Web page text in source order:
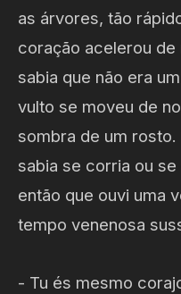
as árvores, tão
coração acelerou
sabia que não era
vulto se moveu de
sombra de um
sabia se corria ou
então que ouvi uma
tempo venenosa
- Tu és mesmo